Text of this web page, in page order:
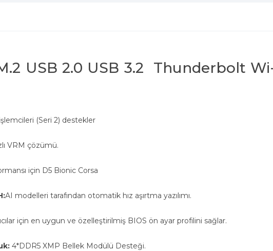
USB 2.0 USB 3.2 Thunderbolt
(Seri 2) destekler
VRM çözümü.
için D5 Bionic Corsa
AI modelleri tarafından otomatik hız aşırtma yazılımı.
için en uygun ve özelleştirilmiş BIOS ön ayar profilini sağlar.
4*DDR5 XMP Bellek Modülü Desteği.